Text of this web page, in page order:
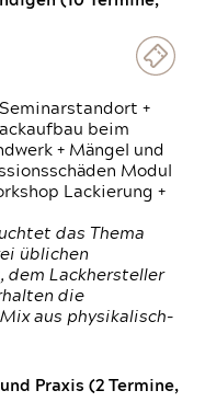
+
beim
+ Mängel und
Modul
Lackierung +
das Thema
üblichen
dem Lackhersteller
die
aus physikalisch-
Praxis (2 Termine,